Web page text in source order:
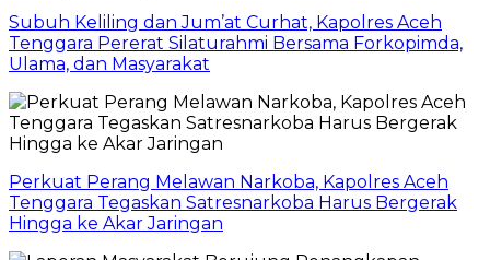
Subuh Keliling dan Jum’at Curhat, Kapolres Aceh
Tenggara Pererat Silaturahmi Bersama Forkopimda,
Ulama, dan Masyarakat
Perkuat Perang Melawan Narkoba, Kapolres Aceh
Tenggara Tegaskan Satresnarkoba Harus Bergerak
Hingga ke Akar Jaringan